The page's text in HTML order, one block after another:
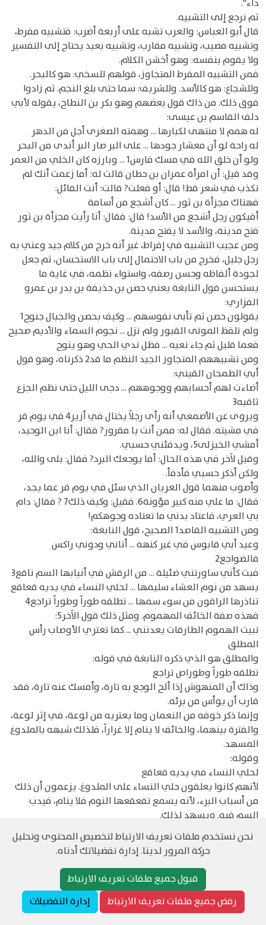
داء".
ثم نرجع إلى التشبيه.
قال أبو العباس: والعرب تشبه على أربعة أضرب: فتشبيه مفرط،
وتشبيه مصيب، وتشبيه مقارب، وتشبيه بعيد يحتاج إلى التفسير
ولا يقوم بنفسه: وهو أخشن الكلام.
فمن التشبيه المفرط المتجاوز، قولهم للسخي: هو كالبحر.
وللشجاع: هو كالأسد. وللشريف: سما حتى بلغ النجم. ثم زادوا
فوق ذلك. من ذاك قول بعضهم وهو بكر بن النطاح، يقوله لأبي
دلف القاسم بن عيسى:
له همم لا منتهى لكبارها ... وهمته الصغرى أجل من الدهر
له راحة لو أن معشار جودها ... على البر صار البر أندى من البحر
ولو أن خلق الله في مسك فارس1 ... وبارزه كان الخلي من العمر
وقد قيل: أن امرأة عمران بن حطان قالت له: أما زعمت أنك لم
تكذب في شعر قط! قال: أو فعلت? قالت: أنت القائل:
فهناك مجزأة بن ثور ... كان أشجع من أسامة
أفيكون رجل أشجع من الأسد! قال: فقال: أنا رأيت مجزأة بن ثور
فتح مدينة، والأسد لا يفتح مدينة.
ومن عجيب التشبيه في إفراط، غير أنه خرج من كلام جيد وعني به
رجل جليل، فخرج من باب الاحتمال إلى باب الاستحسان، ثم جعل
لجودة ألفاظه وحسن رصفه، واستواء نظمه، في غاية ما
يستحسن قول النابغة يعني حصن بن حذيفة بن بدر بن عمرو
الفزاري:
يقولون حصن ثم تأبى نفوسهم ... وكيف بحصن والجبال جنوح1
ولم تلفظ الموتى القبور ولم تزل ... نجوم السماء والأديم صحيح
فعما قليل ثم جاء نعيه ... فظل ندي الحي وهو ينوح
ومن تشبيههم المتجاوز الجيد النظم ما قد2 ذكرناه، وهو قول
أبي الطمحان القيني:
أضاءت لهم أحسابهم ووجوههم ... دجى الليل حتى نظم الجزع
ثاقبه3
ويروى عن الأصمعي أنه رأى رجلاً يختال في أزير4 في يوم قر
في مشيته. فقال له: ممن أنت يا مقرور? فقال: أنا ابن الوحيد،
أمشي الخيزلى5، ويدفئني حسبي.
وقيل لآخر في هذه الحال: أما يوجعك البرد? فقال: بلى والله،
ولكن أذكر حسبي فأدفأ.
وأصوب منهما قول العريان الذي سئل في يوم قر عما يجد،
فقال: ما علي منه كبير مؤونة6. فقيل: وكيف ذلك7 ? فقال: دام
بي العري، فاعتاد بدني ما تعتاده وجوهكم!
ومن التشبيه القاصد1 الصحيح، قول النابغة:
وعيد أبي قابوس في غير كنهه ... أتاني ودوني راكس
فالضواجع2
فبت كأني ساورتني ضئيلة ... من الرقش في أنيابها السم ناقع3
يسهد من نوم العشاء سليمها ... لحلي النساء في يديه قعاقع
تناذرها الراقون من سوء سمها ... تطلقه طوراً وطوراً تراجع4
فهذه صفة الخائف المهموم. ومثل ذلك قول الآخر5:
تبيت الهموم الطارقات يعدنني ... كما تعتري الأوصاب رأس
المطلق
والمطلق هو الذي ذكره النابغة في قوله:
تطلقه طوراً وطوراص تراجع
وذاك أن المنهوش إذا ألح الوجع به تارة، وأمسك عنه تارة، فقد
قارب أن يوأس من برئه.
وإنما ذكر خوفه من النعمان وما يعتريه من لوعة، في إثر لوعة،
والفترة بينهما، والخائف لا ينام إلا غراراً، فلذلك شبهه بالملدوغ
المسهد.
وقوله:
لحلي النساء في يديه قعاقع
لأنهم كانوا يعلقون حلي النساء على الملدوغ. يزعمون أن ذلك
من أسباب البرء، لأنه يسمع تقعقعها النوم فلا ينام، فيدب
السم فيه. ويسهد لذلك.
وقال الآخر:
كأن فجاج الأرض وهي عريضة ... على الخائف المطلوب كفة حابل
يؤتى إليه أن كل ثنية ... تيممها ترمي إليه بقاتل1
يقال لكل مستطيل كفة. يقال كفة الثوب لحاشيته، وكفة الحابل،
إذا كانت مستطيلة. ويقال لكل شيء مستدير كفة، ويقال: ضعه
في كفة الميزان، فهذه جملة هذا وكفة الحابل، يعني صاحب
الحبالة التي ينصبها للصيد.
نحن نستخدم ملفات تعريف الارتباط لتخصيص المحتوى وتحليل
حركة المرور لدينا. إدارة تفضيلاتك أدناه.
قبول جميع ملفات تعريف الارتباط
رفض جميع ملفات تعريف الارتباط
إدارة التفضيلات